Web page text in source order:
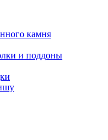
камня
и поддоны